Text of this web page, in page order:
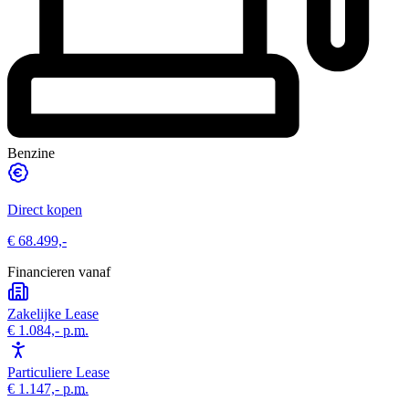
Benzine
Direct kopen
€ 68.499,-
Financieren vanaf
Zakelijke Lease
€ 1.084,- p.m.
Particuliere Lease
€ 1.147,- p.m.